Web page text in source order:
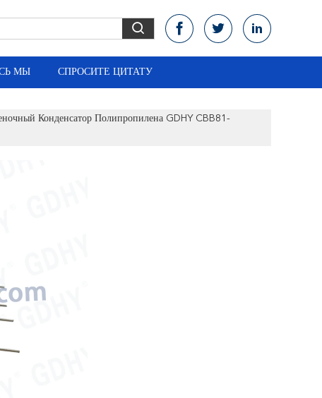
МЫ СПРОСИТЕ ЦИТАТУ
Конденсатор Полипропилена GDHY CBB81-